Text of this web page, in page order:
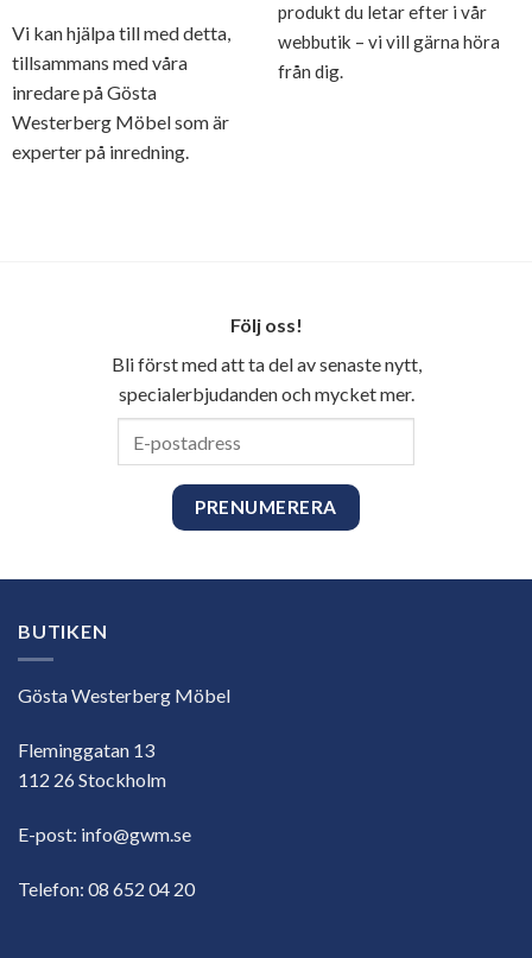
Vi kan hjälpa till med detta,
tillsammans med våra
inredare på Gösta
Westerberg Möbel som är
experter på inredning.
produkt du letar efter i vår
webbutik – vi vill gärna höra
från dig.
Följ oss!
Bli först med att ta del av senaste nytt,
specialerbjudanden och mycket mer.
BUTIKEN
Gösta Westerberg Möbel
Fleminggatan 13
112 26 Stockholm
E-post: info@gwm.se
Telefon: 08 652 04 20